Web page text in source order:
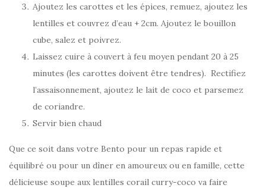
Ajoutez les carottes et les épices, remuez, ajoutez les
lentilles et couvrez d’eau + 2cm. Ajoutez le bouillon
cube, salez et poivrez.
Laissez cuire à couvert à feu moyen pendant 20 à 25
minutes (les carottes doivent être tendres). Rectifiez
l’assaisonnement, ajoutez le lait de coco et parsemez
de coriandre.
Servir bien chaud
Que ce soit dans votre Bento pour un repas rapide et
équilibré ou pour un dîner en amoureux ou en famille, cette
délicieuse soupe aux lentilles corail curry-coco va faire